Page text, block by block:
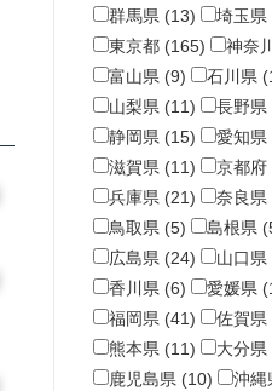
群馬県 (13)
埼玉県
東京都 (165)
神奈
富山県 (9)
石川県
山梨県 (11)
長野県
静岡県 (15)
愛知県
滋賀県 (11)
京都府
兵庫県 (21)
奈良県
鳥取県 (5)
島根県
広島県 (24)
山口県
香川県 (6)
愛媛県
福岡県 (41)
佐賀県
熊本県 (11)
大分県
鹿児島県 (10)
沖縄